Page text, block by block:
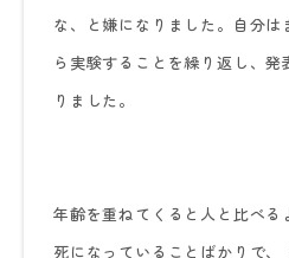
な、と嫌になりました。自分
ら実験することを繰り返し、発
りました。
年齢を重ねてくると人と比べ
死になっていることばかりで